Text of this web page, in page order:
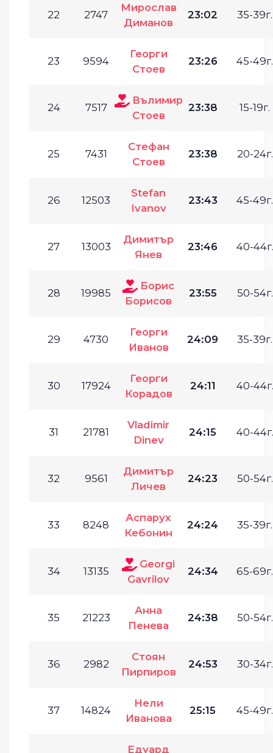
22 2747
Мирослав
Диманов
23:02 35-39г.
23 9594
Георги
Стоев
23:26 45-49г.
24 7517
Вълимир
Стоев
23:38 15-19г.
25 7431
Стефан
Стоев
23:38 20-24г.
26 12503
Stefan
Ivanov
23:43 45-49г.
27 13003
Димитър
Янев
23:46 40-44г.
28 19985
Борис
Борисов
23:55 50-54г.
29 4730
Георги
Иванов
24:09 35-39г.
30 17924
Георги
Корадов
24:11 40-44г.
31 21781
Vladimir
Dinev
24:15 40-44г.
32 9561
Димитър
Личев
24:23 50-54г.
33 8248
Аспарух
Кебонин
24:24 35-39г.
34 13135
Georgi
Gavrilov
24:34 65-69г.
35 21223
Анна
Пенева
24:38 50-54г.
36 2982
Стоян
Пирпиров
24:53 30-34г.
37 14824
Нели
Иванова
25:15 45-49г.
Едуард